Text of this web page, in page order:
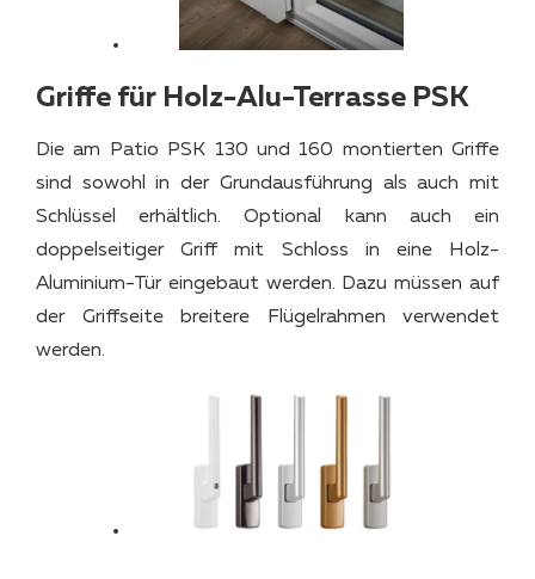
Griffe für Holz-Alu-Terrasse PSK
Die am Patio PSK 130 und 160 montierten Griffe
sind sowohl in der Grundausführung als auch mit
Schlüssel erhältlich. Optional kann auch ein
doppelseitiger Griff mit Schloss in eine Holz-
Aluminium-Tür eingebaut werden. Dazu müssen auf
der Griffseite breitere Flügelrahmen verwendet
werden.